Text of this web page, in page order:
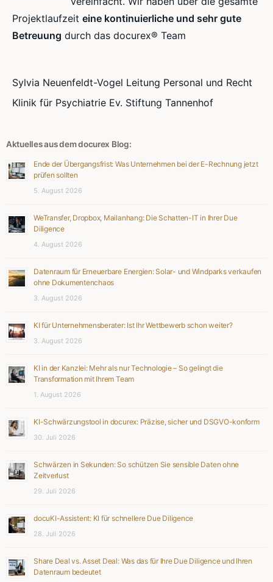
Projektlaufzeit eine kontinuierliche und sehr gute
Betreuung durch das docurex® Team
Sylvia Neuenfeldt-Vogel Leitung Personal und Recht
Klinik für Psychiatrie Ev. Stiftung Tannenhof
Aktuelles aus dem docurex Blog:
Ende der Übergangsfrist: Was Unternehmen bei der E-Rechnung jetzt
prüfen sollten
5. August 2026
WeTransfer, Dropbox, Mailanhang: Die Schatten-IT in Ihrer Due
Diligence
4. August 2026
Datenraum für Erneuerbare Energien: Solar- und Windparks verkaufen
ohne Dokumentenchaos
3. August 2026
KI für Unternehmensberater: Ist Ihr Wettbewerb schon weiter?
3. August 2026
KI in der Kanzlei: Mehr als nur Technologie – So gelingt die
Transformation mit Ihrem Team
1. August 2026
KI-Schwärzungstool in docurex: Präzise, sicher und DSGVO-konform
30. Juli 2026
Schwärzen in Sekunden: So schützen Sie sensible Daten ohne
Zeitverlust
29. Juli 2026
docuKI-Assistent: KI für schnellere Due Diligence
28. Juli 2026
Share Deal vs. Asset Deal: Was das für Ihre Due Diligence und Ihren
Datenraum bedeutet